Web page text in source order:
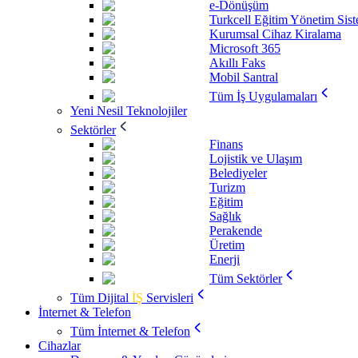
e-Dönüşüm
Turkcell Eğitim Yönetim
Kurumsal Cihaz Kiralama
Microsoft 365
Akıllı Faks
Mobil Santral
Tüm İş Uygulamaları
Yeni Nesil Teknolojiler
Sektörler
Finans
Lojistik ve Ulaşım
Belediyeler
Turizm
Eğitim
Sağlık
Perakende
Üretim
Enerji
Tüm Sektörler
Tüm Dijital İŞ Servisleri
İnternet & Telefon
Tüm İnternet & Telefon
Cihazlar